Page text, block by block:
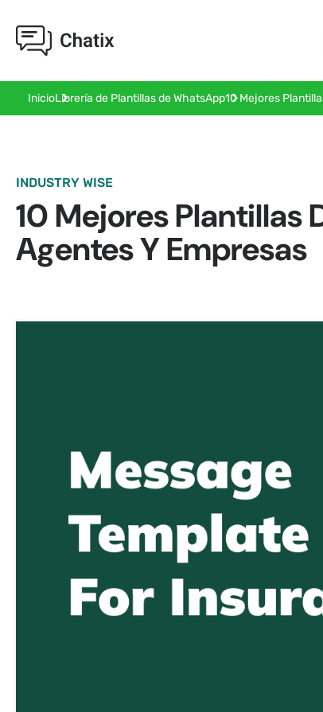
InicioLibrería de Plantillas de WhatsApp10 Mejores
INDUSTRY WISE
10 Mejores Plantillas
Agentes Y Empresas